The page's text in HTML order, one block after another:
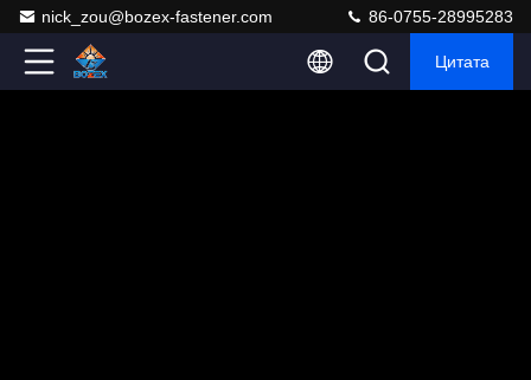
nick_zou@bozex-fastener.com 86-0755-28995283
Цитата